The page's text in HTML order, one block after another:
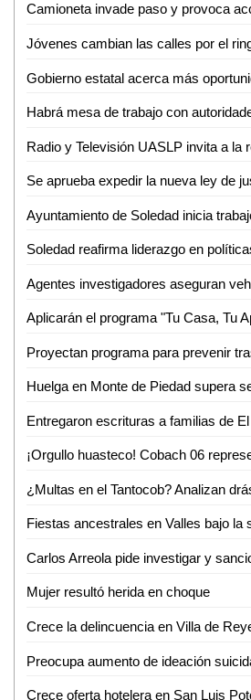
Aplicarán el programa "Tu Casa, Tu
Proyectan programa para prevenir
Entregaron escrituras a familias de
Mujer resultó herida en choque
Preocupa aumento de ideación